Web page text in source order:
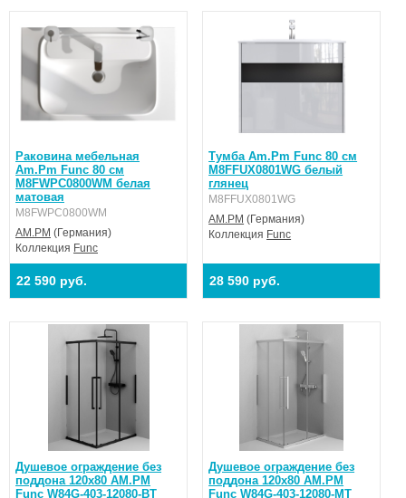
Раковина мебельная
Am.Pm Func 80 см
M8FWPC0800WM белая
матовая
M8FWPC0800WM
AM.PM (Германия)
Коллекция Func
22 590 руб.
Тумба Am.Pm Func 80 см
M8FFUX0801WG белый
глянец
M8FFUX0801WG
AM.PM (Германия)
Коллекция Func
28 590 руб.
Душевое ограждение без
поддона 120х80 AM.PM
Func W84G-403-12080-BТ
Душевое ограждение без
поддона 120х80 AM.PM
Func W84G-403-12080-MТ